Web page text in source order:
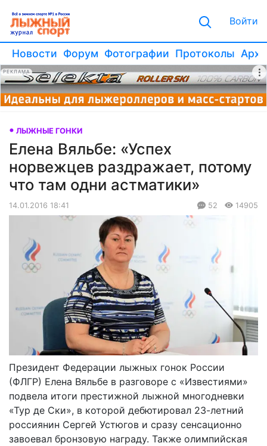
Войти
Новости Форум Фотографии Протоколы
РЕКЛАМА
ЛЫЖНЫЕ ГОНКИ
Елена Вяльбе: «Успех
норвежцев раздражает, потому
что там одни астматики»
14.01.2016 18:41 52 14905
Президент Федерации лыжных гонок России
(ФЛГР) Елена Вяльбе в разговоре с «Известиями»
подвела итоги престижной лыжной многодневки
«Тур де Ски», в которой дебютировал 23-летний
россиянин Сергей Устюгов и сразу сенсационно
завоевал бронзовую награду. Также олимпийская